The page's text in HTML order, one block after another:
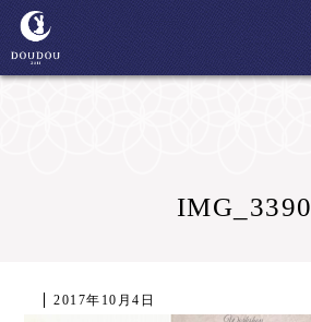
IMG_3390
2017年10月4日